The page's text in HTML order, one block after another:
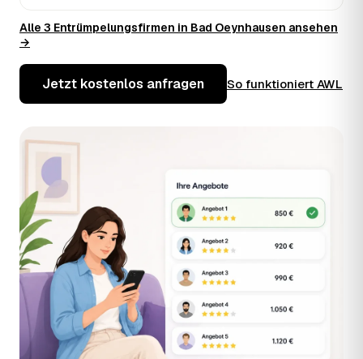
Alle 3 Entrümpelungsfirmen in Bad Oeynhausen ansehen
→
Jetzt kostenlos anfragen So funktioniert AWL